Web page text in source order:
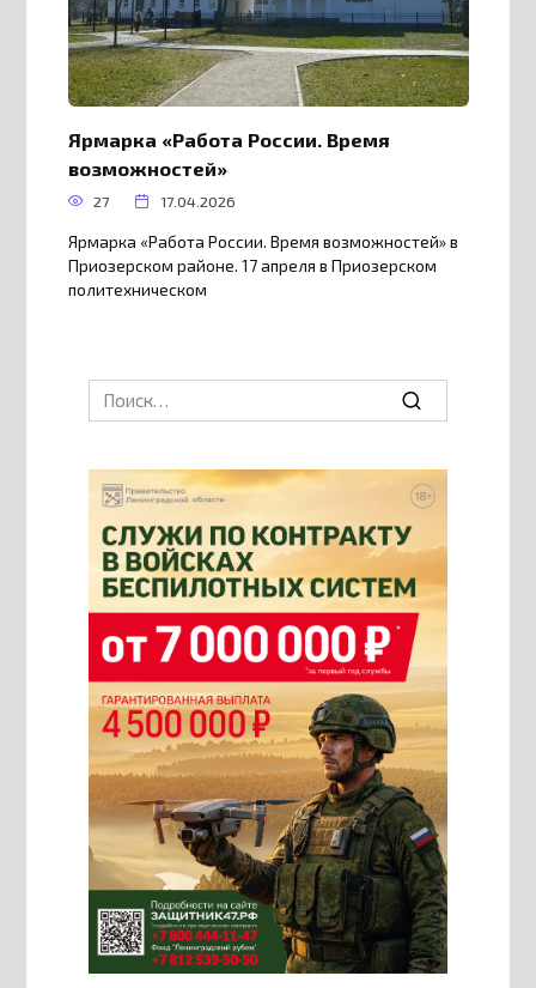
Ярмарка «Работа России. Время
возможностей»
27 17.04.2026
Ярмарка «Работа России. Время возможностей» в
Приозерском районе. 17 апреля в Приозерском
политехническом
Search
for: